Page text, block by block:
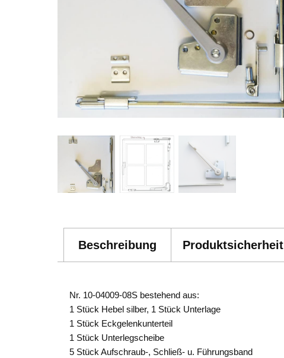
Beschreibung Produktsicherheit
Nr. 10-04009-08S bestehend aus:
1 Stück Hebel silber, 1 Stück Unterlage
1 Stück Eckgelenkunterteil
1 Stück Unterlegscheibe
5 Stück Aufschraub-, Schließ- u. Führungsband